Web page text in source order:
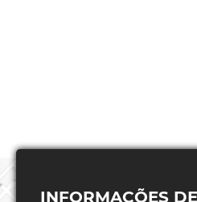
INFORMAÇÕES